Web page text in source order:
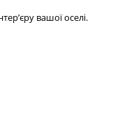
вашої оселі.